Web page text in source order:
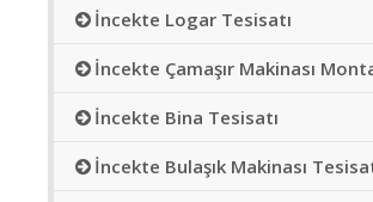
İncekte Logar Tesisatı
İncekte Çamaşır Makinası
İncekte Bina Tesisatı
İncekte Bulaşık Makinası